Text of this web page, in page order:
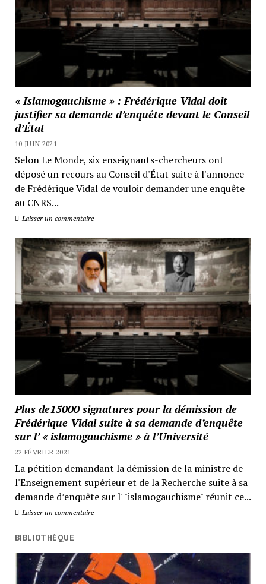
« Islamogauchisme » : Frédérique Vidal doit
justifier sa demande d’enquête devant le Conseil
d’État
10 JUIN 2021
Selon Le Monde, six enseignants-chercheurs ont
déposé un recours au Conseil d'État suite à l'annonce
de Frédérique Vidal de vouloir demander une enquête
au CNRS...
Laisser un commentaire
Plus de15000 signatures pour la démission de
Frédérique Vidal suite à sa demande d’enquête
sur l’ « islamogauchisme » à l’Université
22 FÉVRIER 2021
La pétition demandant la démission de la ministre de
l'Enseignement supérieur et de la Recherche suite à sa
demande d’enquête sur l' "islamogauchisme" réunit ce...
Laisser un commentaire
BIBLIOTHÈQUE